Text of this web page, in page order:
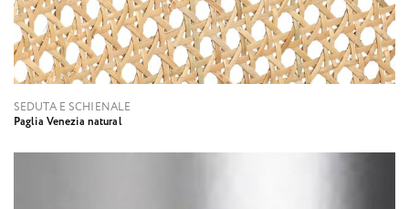
SEDUTA E SCHIENALE
Paglia Venezia natural